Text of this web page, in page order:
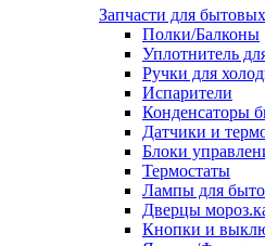
Запчасти для
Полки/Балконы
Уплотнитель
Ручки для
Испарители
Конденсаторы
Датчики и
Блоки
Термостаты
Лампы для
Дверцы
Кнопки и